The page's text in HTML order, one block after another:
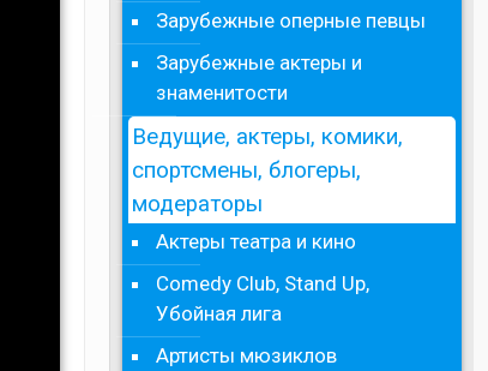
Зарубежные оперные певцы
Зарубежные актеры и
знаменитости
Ведущие, актеры, комики,
спортсмены, блогеры,
модераторы
Актеры театра и кино
Comedy Club, Stand Up,
Убойная лига
Артисты мюзиклов